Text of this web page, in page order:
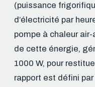
(puissance
d’électricité par
pompe à chaleur
de cette énergie,
1000 W, pour
rapport est défini